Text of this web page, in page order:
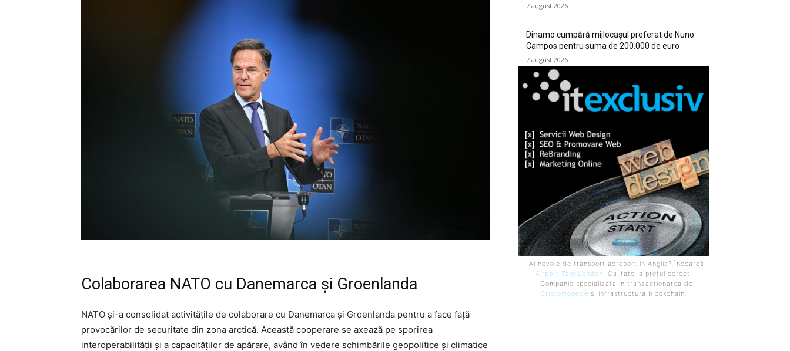
Colaborarea NATO cu Danemarca și Groenlanda
NATO și-a consolidat activitățile de colaborare cu Danemarca și Groenlanda pentru a face față
provocărilor de securitate din zona arctică. Această cooperare se axează pe sporirea
interoperabilității și a capacităților de apărare, având în vedere schimbările geopolitice și climatice
7 august 2026
Dinamo cumpără mijlocașul preferat de Nuno
Campos pentru suma de 200.000 de euro
7 august 2026
- Ai nevoie de transport aeroport in Anglia? Încearcă
Airport Taxi London . Calitate la prețul corect.
- Companie specializata in tranzactionarea de
Criptomonede si infrastructura blockchain.